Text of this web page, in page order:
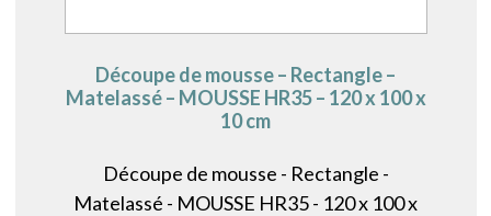
Découpe de mousse – Rectangle –
Matelassé – MOUSSE HR35 – 120 x 100 x
10 cm
Découpe de mousse - Rectangle -
Matelassé - MOUSSE HR35 - 120 x 100 x